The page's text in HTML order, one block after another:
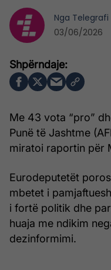
Me 43 vota “pro”
Punë të Jashtme
miratoi raportin për
Eurodeputetët
mbetet i
i fortë politik dhe
huaja me ndikim
dezinformimi.
Nga Telegrafi
03/06/2026